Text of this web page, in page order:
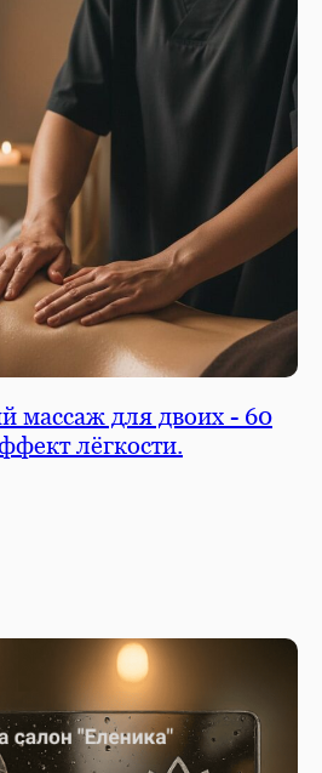
для двоих - 60
лёгкости.